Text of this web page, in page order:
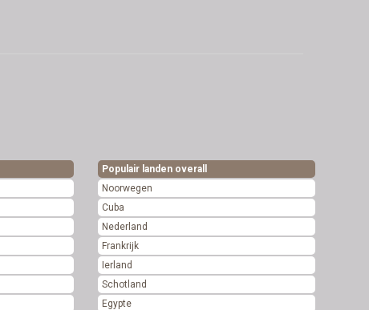
Populair landen overall
Noorwegen
Cuba
Nederland
Frankrijk
Ierland
Schotland
Egypte